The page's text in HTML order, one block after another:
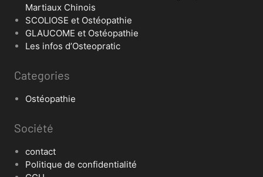
Martiaux Chinois
SCOLIOSE et Ostéopathie
GLAUCOME et Ostéopathie
Les infos d’Osteopratic
Categories
Ostéopathie
Société
contact
Politique de confidentialité